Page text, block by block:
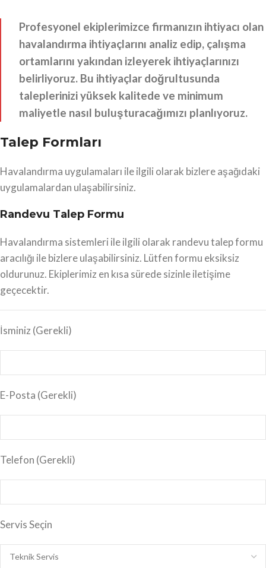
Profesyonel ekiplerimizce firmanızın ihtiyacı olan
havalandırma ihtiyaçlarını analiz edip, çalışma
ortamlarını yakından izleyerek ihtiyaçlarınızı
belirliyoruz. Bu ihtiyaçlar doğrultusunda
taleplerinizi yüksek kalitede ve minimum
maliyetle nasıl buluşturacağımızı planlıyoruz.
Talep Formları
Havalandırma uygulamaları ile ilgili olarak bizlere aşağıdaki
uygulamalardan ulaşabilirsiniz.
Randevu Talep Formu
Havalandırma sistemleri ile ilgili olarak randevu talep formu
aracılığı ile bizlere ulaşabilirsiniz. Lütfen formu eksiksiz
oldurunuz. Ekiplerimiz en kısa sürede sizinle iletişime
geçecektir.
İsminiz (Gerekli)
E-Posta (Gerekli)
Telefon (Gerekli)
Servis Seçin